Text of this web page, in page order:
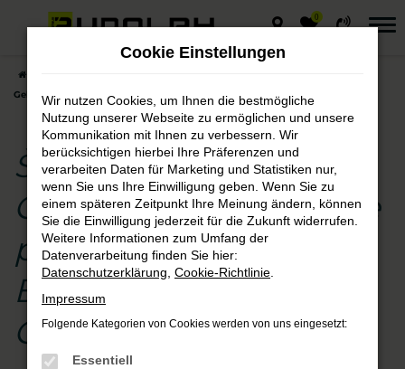
Zum
0
Gebrauchtwagen – die preisgünstige Entscheidung für Chemnitz
Škoda Fabia
Gebrauchtwagen – die
preisgünstige
Entscheidung für
Chemnitz
Cookie Einstellungen
Wir nutzen Cookies, um Ihnen die bestmögliche
Nutzung unserer Webseite zu ermöglichen und unsere
Kommunikation mit Ihnen zu verbessern. Wir
berücksichtigen hierbei Ihre Präferenzen und
verarbeiten Daten für Marketing und Statistiken nur,
wenn Sie uns Ihre Einwilligung geben. Wenn Sie zu
einem späteren Zeitpunkt Ihre Meinung ändern, können
Sie die Einwilligung jederzeit für die Zukunft widerrufen.
Weitere Informationen zum Umfang der
Datenverarbeitung finden Sie hier:
Datenschutzerklärung Cookie-Richtlinie
Impressum
Folgende Kategorien von Cookies werden von uns eingesetzt:
Essentiell